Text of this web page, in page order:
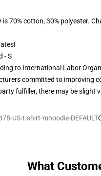
70% cotton, 30% polyester.
- S
to International Labor
committed to improving
fulfiller, there may be slight
US-t-shirt-mhoodie-DEFAULT
What